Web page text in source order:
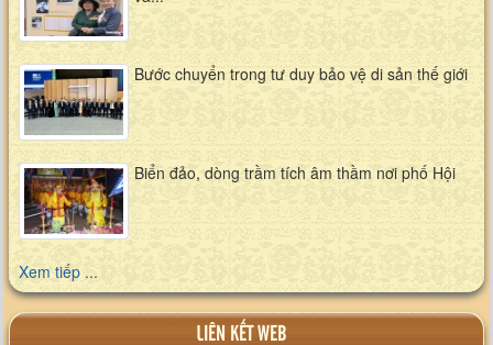
Bước chuyển trong tư duy bảo vệ di sản thế giới
Biển đảo, dòng trầm tích âm thầm nơi phố Hội
Xem tiếp ...
LIÊN KẾT WEB